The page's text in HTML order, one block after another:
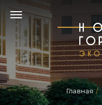
Главная /